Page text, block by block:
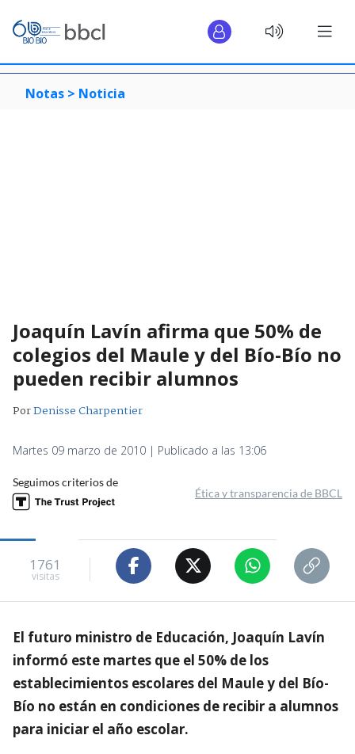
Notas > Noticia
Joaquín Lavín afirma que 50% de
colegios del Maule y del Bío-Bío no
pueden recibir alumnos
PorDenisse Charpentier
Martes 09 marzo de 2010 | Publicado a las 13:06
Seguimos criterios de
Ética y transparencia de BBCL
1761
visitas
El futuro ministro de Educación, Joaquín Lavín
informó este martes que el 50% de los
establecimientos escolares del Maule y del Bío-
Bío no están en condiciones de recibir a alumnos
para iniciar el año escolar.